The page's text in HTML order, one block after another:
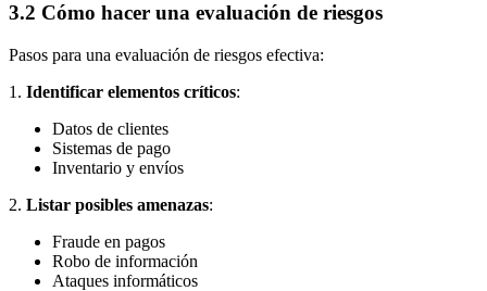
3.2 Cómo hacer una evaluación de riesgos
Pasos para una evaluación de riesgos efectiva:
1. Identificar elementos críticos:
Datos de clientes
Sistemas de pago
Inventario y envíos
2. Listar posibles amenazas:
Fraude en pagos
Robo de información
Ataques informáticos